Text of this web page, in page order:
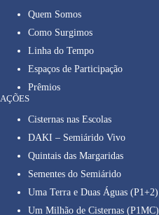
Quem Somos
Como Surgimos
Linha do Tempo
Espaços de Participação
Prêmios
AÇÕES
Cisternas nas Escolas
DAKI – Semiárido Vivo
Quintais das Margaridas
Sementes do Semiárido
Uma Terra e Duas Águas (P1+2)
Um Milhão de Cisternas (P1MC)